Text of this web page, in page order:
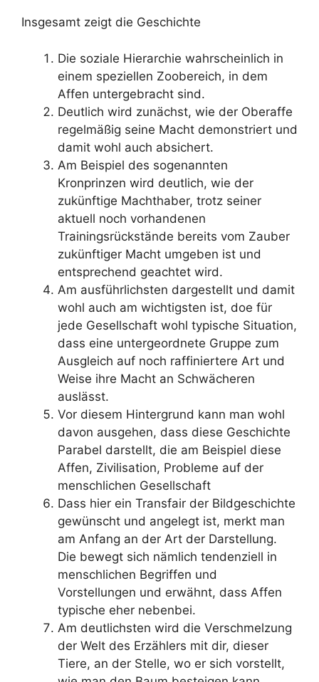
Insgesamt zeigt die Geschichte
Die soziale Hierarchie wahrscheinlich in
einem speziellen Zoobereich, in dem
Affen untergebracht sind.
Deutlich wird zunächst, wie der Oberaffe
regelmäßig seine Macht demonstriert und
damit wohl auch absichert.
Am Beispiel des sogenannten
Kronprinzen wird deutlich, wie der
zukünftige Machthaber, trotz seiner
aktuell noch vorhandenen
Trainingsrückstände bereits vom Zauber
zukünftiger Macht umgeben ist und
entsprechend geachtet wird.
Am ausführlichsten dargestellt und damit
wohl auch am wichtigsten ist, doe für
jede Gesellschaft wohl typische Situation,
dass eine untergeordnete Gruppe zum
Ausgleich auf noch raffiniertere Art und
Weise ihre Macht an Schwächeren
auslässt.
Vor diesem Hintergrund kann man wohl
davon ausgehen, dass diese Geschichte
Parabel darstellt, die am Beispiel diese
Affen, Zivilisation, Probleme auf der
menschlichen Gesellschaft
Dass hier ein Transfair der Bildgeschichte
gewünscht und angelegt ist, merkt man
am Anfang an der Art der Darstellung.
Die bewegt sich nämlich tendenziell in
menschlichen Begriffen und
Vorstellungen und erwähnt, dass Affen
typische eher nebenbei.
Am deutlichsten wird die Verschmelzung
der Welt des Erzählers mit dir, dieser
Tiere, an der Stelle, wo er sich vorstellt,